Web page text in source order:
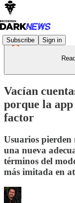
Subscribe Sign in
Vacían
porque la app
factor
Usuarios pierden
una nueva
términos del
más imitada en